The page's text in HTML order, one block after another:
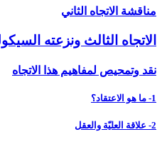
مناقشة الاتجاه الثاني
الاتجاه الثالث ونزعته
نقد وتمحيص لمفاهيم هذا الاتجاه
1- ما هو الاعتقاد؟
2- علاقة العليّة والعقل